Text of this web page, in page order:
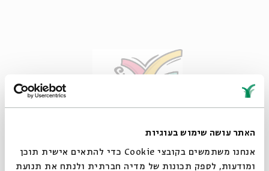
האתר עושה שימוש בעוגיות
אנחנו משתמשים בקובצי Cookie כדי להתאים אישית תוכן
ומודעות, לספק תכונות של מדיה חברתית ולנתח את תנועת
-----